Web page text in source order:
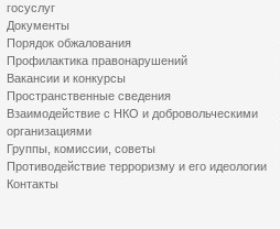
госуслуг
Документы
Порядок обжалования
Профилактика правонарушений
Вакансии и конкурсы
Пространственные сведения
Взаимодействие с НКО и добровольческими
организациями
Группы, комиссии, советы
Противодействие терроризму и его идеологии
Контакты